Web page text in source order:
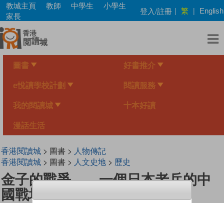
Skip
main
content
教城主頁 教師 中學生
小學生
家長
登入/註冊 | 繁 | English
圖書 好書推介
e悅讀學校計劃 閱讀服務
我的閱讀城 十本好讀
漫話生活
香港閱讀城> 圖書 > 人物傳記
香港閱讀城> 圖書 > 人文史地> 歷史
金子的戰爭——一個日本老兵的中
國戰場記憶